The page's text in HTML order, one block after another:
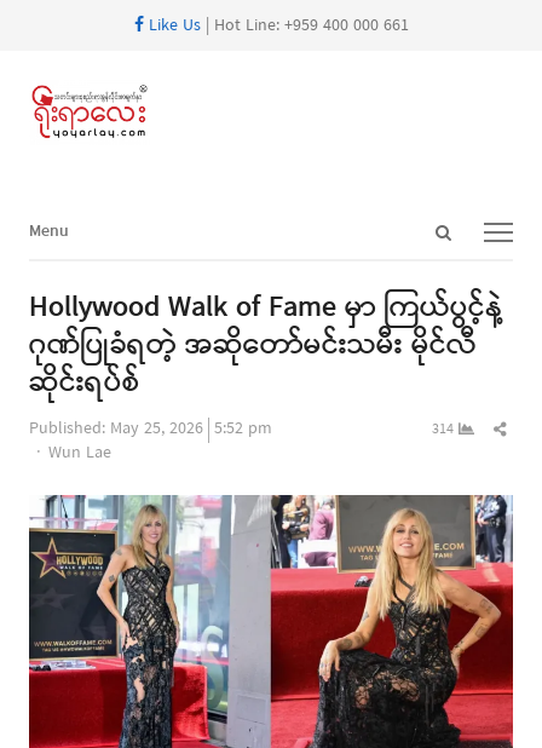
Like Us| Hot Line: +959 400 000 661
Open
panel
Menu
Menu
Hollywood Walk of Fame မှာ ကြယ်ပွင့်နဲ့
ဂုဏ်ပြုခံရတဲ့ အဆိုတော်မင်းသမီး မိုင်လီ
ဆိုင်းရပ်စ်
Published: May 25, 2026 5:52 pm
Author
Wun Lae
314